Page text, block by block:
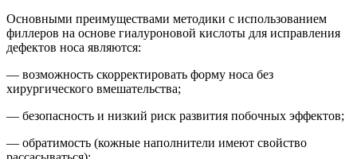
Основными преимуществами методики с использованием
филлеров на основе гиалуроновой кислоты для исправления
дефектов носа являются:
— возможность скорректировать форму носа без
хирургического вмешательства;
— безопасность и низкий риск развития побочных эффектов;
— обратимость (кожные наполнители имеют свойство